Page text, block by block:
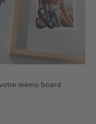
mémo board